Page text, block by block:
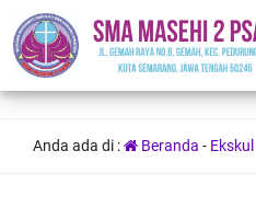
Anda ada di : Beranda - Ekskul